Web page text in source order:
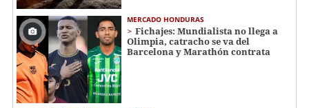
MERCADO HONDURAS
Fichajes: Mundialista no llega a
Olimpia, catracho se va del
Barcelona y Marathón contrata